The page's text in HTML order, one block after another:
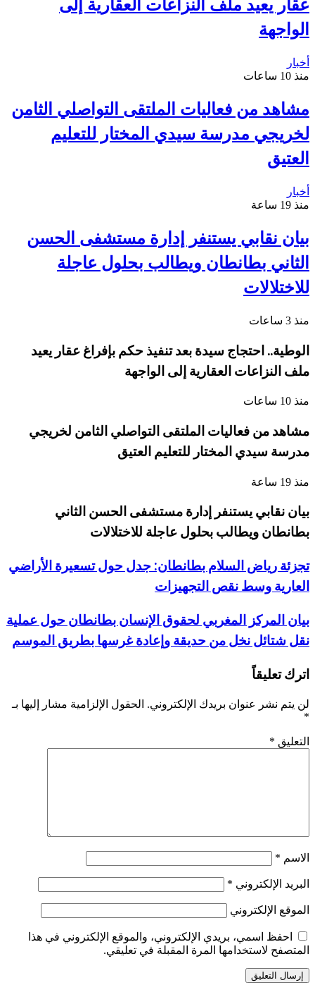
عقار يعيد ملف النزاعات العقارية إلى
الواجهة
أخبار
منذ 10 ساعات
مشاهد من فعاليات الملتقى التواصلي الثامن
لخريجي مدرسة سيدي المختار للتعليم
العتيق
أخبار
منذ 19 ساعة
بيان نقابي يستنفر إدارة مستشفى الحسن
الثاني بطانطان ويطالب بحلول عاجلة
للاختلالات
منذ 3 ساعات
الوطية.. احتجاج سيدة بعد تنفيذ حكم بإفراغ عقار يعيد
ملف النزاعات العقارية إلى الواجهة
منذ 10 ساعات
مشاهد من فعاليات الملتقى التواصلي الثامن لخريجي
مدرسة سيدي المختار للتعليم العتيق
منذ 19 ساعة
بيان نقابي يستنفر إدارة مستشفى الحسن الثاني
بطانطان ويطالب بحلول عاجلة للاختلالات
تجزئة رياض السلام بطانطان: جدل حول تسعيرة الأراضي
العارية وسط نقص التجهيزات
بيان المركز المغربي لحقوق الإنسان بطانطان حول عملية
نقل شتائل نخل من حديقة وإعادة غرسها بطريق الموسم
اترك تعليقاً
لن يتم نشر عنوان بريدك الإلكتروني. الحقول الإلزامية مشار إليها بـ
*
التعليق *
الاسم *
البريد الإلكتروني *
الموقع الإلكتروني
احفظ اسمي، بريدي الإلكتروني، والموقع الإلكتروني في هذا
المتصفح لاستخدامها المرة المقبلة في تعليقي.